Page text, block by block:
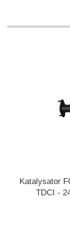
Katalysator
TDCI -